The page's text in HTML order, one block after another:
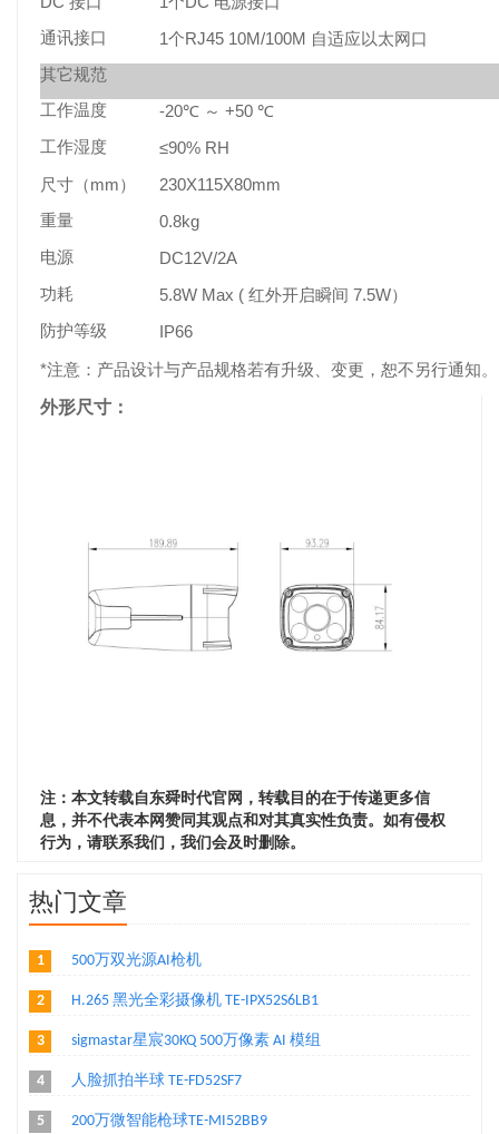
通讯接口
1个RJ45 10M/100M 自适应以太网口
其它规范
工作温度
-20℃ ～ +50 ℃
工作湿度
≤90% RH
尺寸（mm） 230X115X80mm
重量 0.8kg
电源 DC12V/2A
功耗 5.8W Max ( 红外开启瞬间 7.5W）
防护等级
IP66
*注意：产品设计与产品规格若有升级、变更，恕不另行通知。
外形尺寸：
注：本文转载自东舜时代官网，转载目的在于传递更多信
息，并不代表本网赞同其观点和对其真实性负责。如有侵权
行为，请联系我们，我们会及时删除。
热门文章
1 500万双光源AI枪机
2 H.265 黑光全彩摄像机 TE-IPX52S6LB1
3 sigmastar星宸30KQ 500万像素 AI 模组
4 人脸抓拍半球 TE-FD52SF7
5 200万微智能枪球TE-MI52BB9